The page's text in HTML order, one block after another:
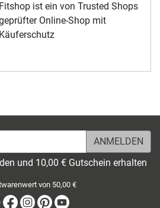
Fitshop ist ein von Trusted Shops
Online-Shop mit
Käuferschutz
und 10,00 € Gutschein erhalten
von 50,00 €
BlogFacebook
Instagram
Pinterest